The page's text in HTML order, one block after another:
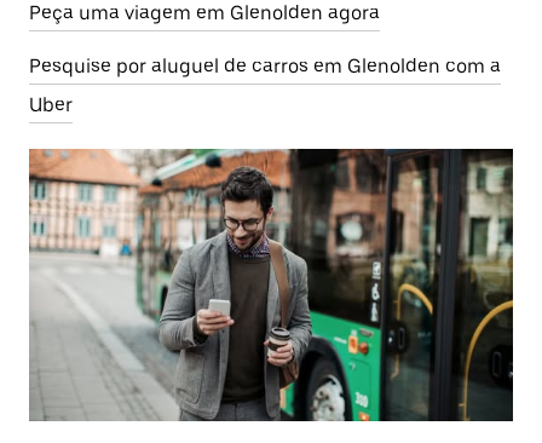
Peça uma viagem em Glenolden agora
Pesquise por aluguel de carros em Glenolden com a
Uber